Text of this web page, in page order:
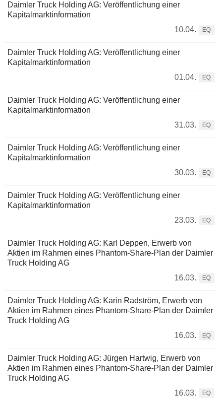
Daimler Truck Holding AG: Veröffentlichung einer
Kapitalmarktinformation
10.04.
EQ
Daimler Truck Holding AG: Veröffentlichung einer
Kapitalmarktinformation
01.04.
EQ
Daimler Truck Holding AG: Veröffentlichung einer
Kapitalmarktinformation
31.03.
EQ
Daimler Truck Holding AG: Veröffentlichung einer
Kapitalmarktinformation
30.03.
EQ
Daimler Truck Holding AG: Veröffentlichung einer
Kapitalmarktinformation
23.03.
EQ
Daimler Truck Holding AG: Karl Deppen, Erwerb von
Aktien im Rahmen eines Phantom-Share-Plan der Daimler
Truck Holding AG
16.03.
EQ
Daimler Truck Holding AG: Karin Radström, Erwerb von
Aktien im Rahmen eines Phantom-Share-Plan der Daimler
Truck Holding AG
16.03.
EQ
Daimler Truck Holding AG: Jürgen Hartwig, Erwerb von
Aktien im Rahmen eines Phantom-Share-Plan der Daimler
Truck Holding AG
16.03.
EQ